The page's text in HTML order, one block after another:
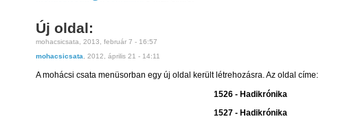
Új oldal:
mohacsicsata, 2013, február 7 - 16:57
mohacsicsata , 2012, április 21 - 14:11
A mohácsi csata menüsorban egy új oldal került létrehozásra. Az oldal címe:
1526 - Hadikrónika
1527 - Hadikrónika